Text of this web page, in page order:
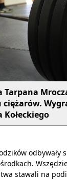
Tarpana
Kołeckiego
odbywały
stawali na